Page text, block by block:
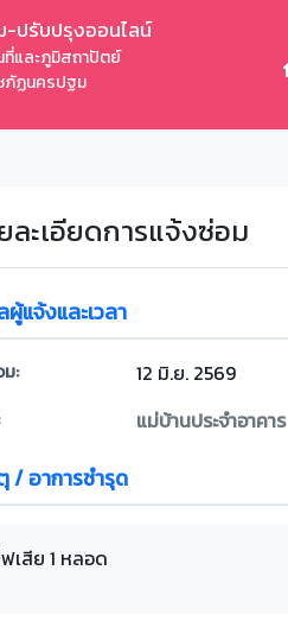
-ปรับปรุงออนไลน์
ที่และภูมิสถาปัตย์
ภัฏนครปฐม
ละเอียดการแจ้งซ่อม
แจ้งและเวลา
: 12 มิ.ย. 2569
แม่บ้านประจำอาคาร
/ อาการชำรุด
เสีย 1 หลอด